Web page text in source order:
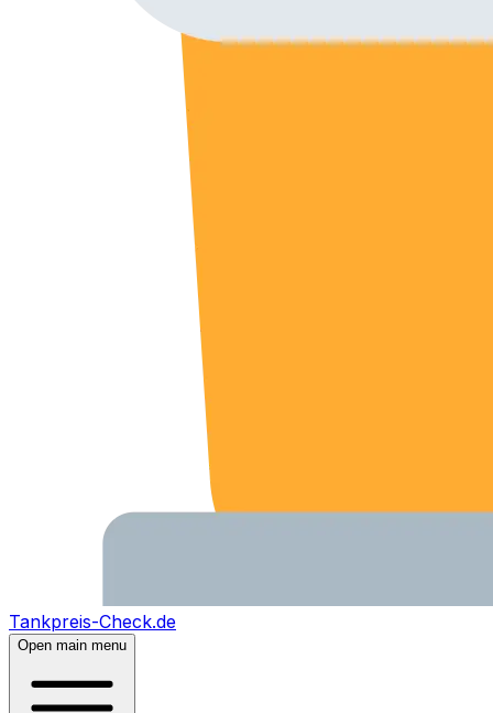
Tankpreis-Check.de
Open main menu